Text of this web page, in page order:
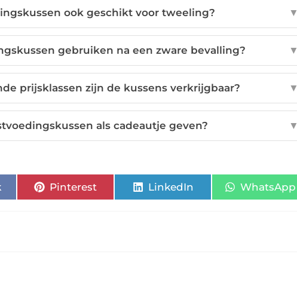
ook geschikt voor tweeling? ▼
gebruiken na een zware bevalling? ▼
prijsklassen zijn de kussens verkrijgbaar? ▼
als cadeautje geven? ▼
Pinterest LinkedIn WhatsApp